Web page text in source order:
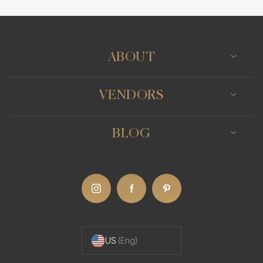
professionalism. Timeliness and responsiveness
praised. The hassle-free experience begins from
event day interactions, and extends to the delivery
His creative use of Budapest's landscape brings a
the grandeur of historic architecture or the
intimacy of the Danube's twilight, Balint expertly
ABOUT
VENDORS
BLOG
US (Eng)